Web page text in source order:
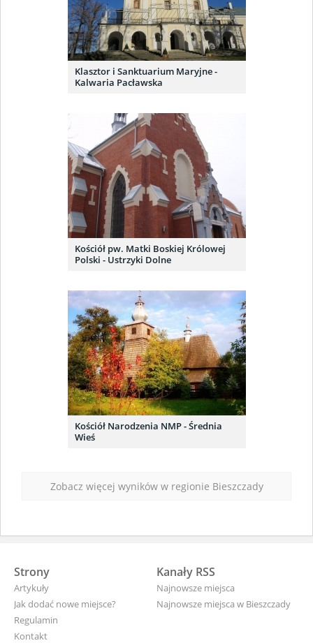
Klasztor i Sanktuarium Maryjne -
Kalwaria Pacławska
Kościół pw. Matki Boskiej Królowej
Polski - Ustrzyki Dolne
Kościół Narodzenia NMP - Średnia
Wieś
Zobacz więcej wyników w regionie Bieszczady
Strony
Artykuły
Jak dodać nowe miejsce?
Regulamin
Kontakt
Kanały RSS
Najnowsze miejsca
Najnowsze miejsca w Bieszczady